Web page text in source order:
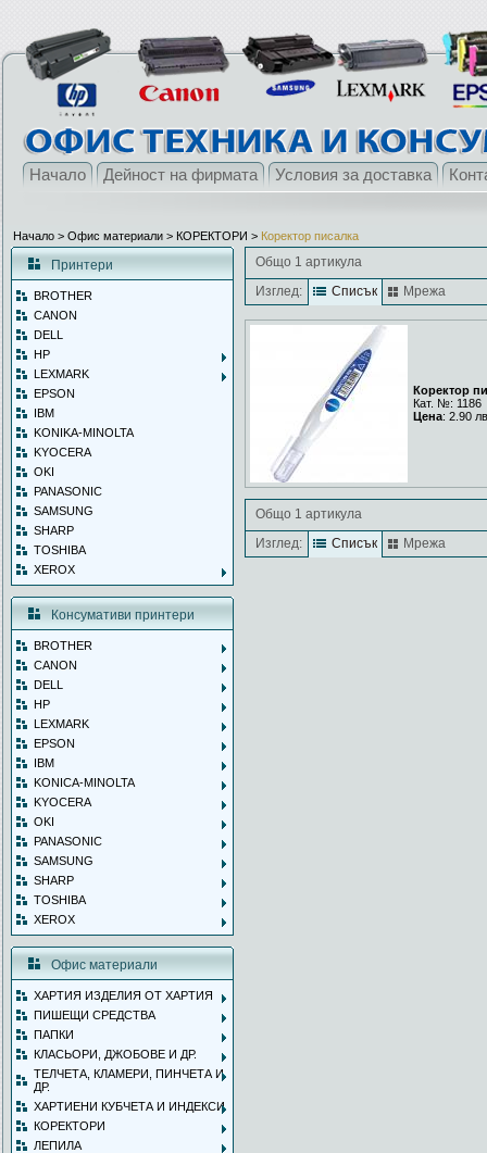
Начало Дейност на фирмата Условия за доставка
Начало > Офис материали > КОРЕКТОРИ > Коректор писалка
Принтери
BROTHER
CANON
DELL
HP
LEXMARK
EPSON
IBM
KONIKA-MINOLTA
KYOCERA
OKI
PANASONIC
SAMSUNG
SHARP
TOSHIBA
XEROX
Консумативи принтери
BROTHER
CANON
DELL
HP
LEXMARK
EPSON
IBM
KONICA-MINOLTA
KYOCERA
OKI
PANASONIC
SAMSUNG
SHARP
TOSHIBA
XEROX
Офис материали
ХАРТИЯ ИЗДЕЛИЯ ОТ ХАРТИЯ
ПИШЕЩИ СРЕДСТВА
ПАПКИ
КЛАСЬОРИ, ДЖОБОВЕ И ДР.
ТЕЛЧЕТА, КЛАМЕРИ, ПИНЧЕТА И
ДР.
ХАРТИЕНИ КУБЧЕТА И ИНДЕКСИ
КОРЕКТОРИ
ЛЕПИЛА
Общо 1 артикула
Изглед:
Списък Мрежа
Коректор
Кат. №: 1186
Цена: 2.90
Общо 1 артикула
Изглед:
Списък Мрежа